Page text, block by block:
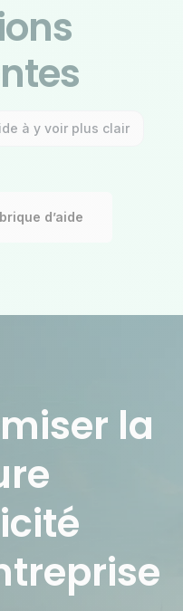
à y voir plus clair
d’aide
la